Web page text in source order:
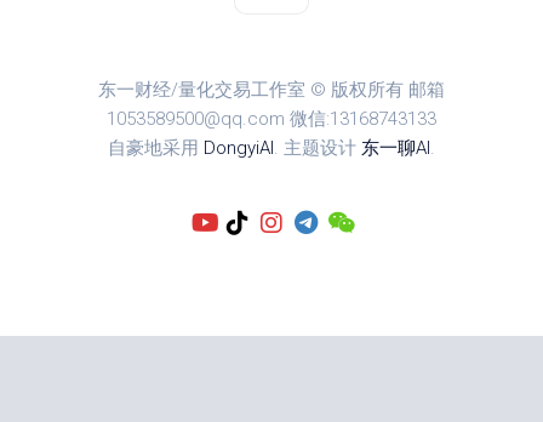
东一财经/量化交易工作室 © 版权所有 邮箱
1053589500@qq.com 微信:13168743133
自豪地采用 DongyiAI. 主题设计 东一聊AI.